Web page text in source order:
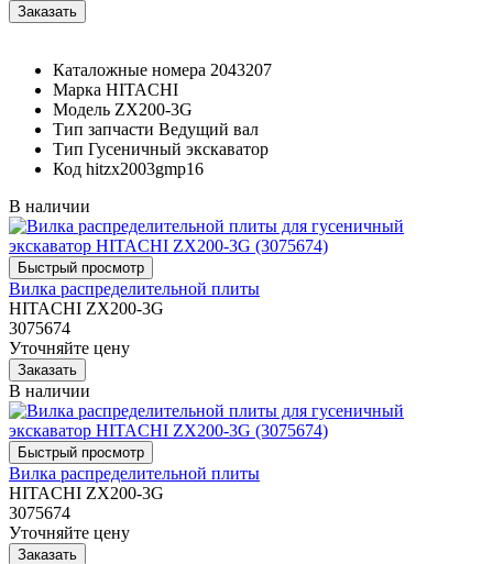
Каталожные номера 2043207
Марка HITACHI
Модель ZX200-3G
Тип запчасти Ведущий вал
Тип Гусеничный экскаватор
Код hitzx2003gmp16
В наличии
Вилка распределительной плиты
HITACHI ZX200-3G
3075674
Уточняйте цену
В наличии
Вилка распределительной плиты
HITACHI ZX200-3G
3075674
Уточняйте цену